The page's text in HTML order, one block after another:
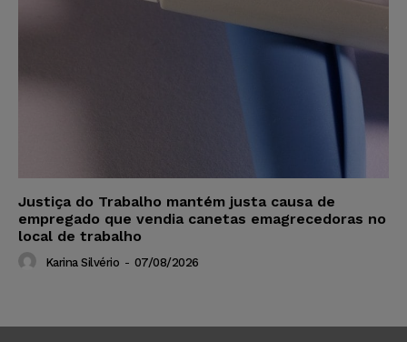
Justiça do Trabalho mantém justa causa de
empregado que vendia canetas emagrecedoras no
local de trabalho
Karina Silvério - 07/08/2026